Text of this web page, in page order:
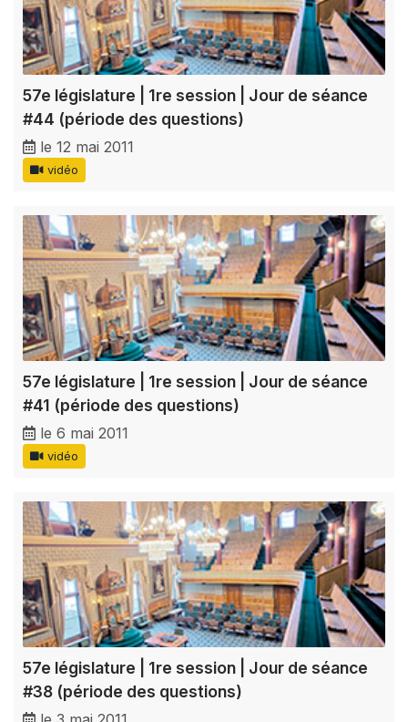
57e législature | 1re session | Jour de séance
#44 (période des questions)
le 12 mai 2011
vidéo
57e législature | 1re session | Jour de séance
#41 (période des questions)
le 6 mai 2011
vidéo
57e législature | 1re session | Jour de séance
#38 (période des questions)